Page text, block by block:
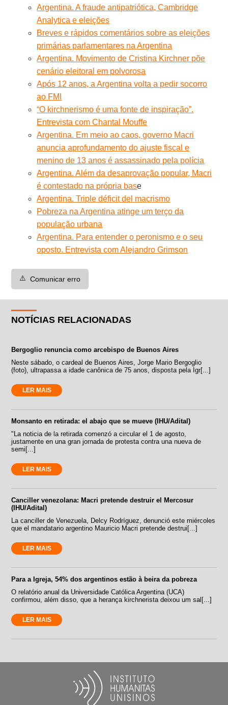
Argentina. A fraude antipatriótica, Cambridge
Analytica e eleições
Breves e rápidos comentários sobre as eleições
primárias parlamentares na Argentina
Argentina. Movimento de Cristina Kirchner põe
cenário eleitoral em polvorosa
Após 12 anos, a Argentina volta a pedir socorro
ao FMI
“O kirchnerismo é uma fonte de inspiração”.
Entrevista com Chantal Mouffe
Argentina. Em meio ao caos, governo Macri
anuncia aprofundamento do ajuste fiscal e
menino de 13 anos é assassinado pela polícia
Argentina. Além da desaprovação popular, Macri
é contestado na própria base
Argentina. Triple déficit del macrismo
Pobreza na Argentina atinge um terço da
população urbana
Argentina. Para entender o peronismo e o seu
oposto. Entrevista com Alejandro Grimson
⚠️ Comunicar erro
NOTÍCIAS RELACIONADAS
Bergoglio renuncia como arcebispo de Buenos Aires
Neste sábado, o cardeal de Buenos Aires, Jorge Mario Bergoglio
(foto), ultrapassa a idade canônica de 75 anos, disposta pela Igr[...]
LER MAIS
Monsanto en retirada: el abajo que se mueve (IHU/Adital)
"La noticia de la retirada comenzó a circular el 1 de agosto,
justamente en una gran jornada de protesta contra una nueva de
semi[...]
LER MAIS
Canciller venezolana: Macri pretende destruir el Mercosur
(IHU/Adital)
La canciller de Venezuela, Delcy Rodríguez, denunció este miércoles
que el mandatario argentino Mauricio Macri pretende destrui[...]
LER MAIS
Para a Igreja, 54% dos argentinos estão à beira da pobreza
O relatório anual da Universidade Católica Argentina (UCA)
confirmou, além disso, que a herança kirchnerista deixou um sal[...]
LER MAIS